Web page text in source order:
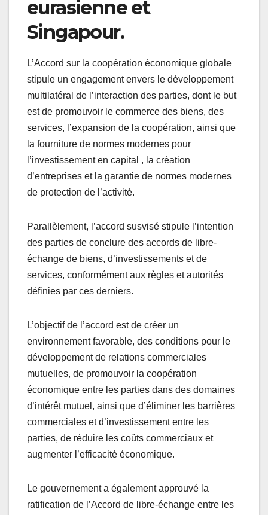
eurasienne et
Singapour.
L’Accord sur la coopération économique globale
stipule un engagement envers le développement
multilatéral de l’interaction des parties, dont le but
est de promouvoir le commerce des biens, des
services, l’expansion de la coopération, ainsi que
la fourniture de normes modernes pour
l’investissement en capital , la création
d’entreprises et la garantie de normes modernes
de protection de l’activité.
Parallèlement, l’accord susvisé stipule l’intention
des parties de conclure des accords de libre-
échange de biens, d’investissements et de
services, conformément aux règles et autorités
définies par ces derniers.
L’objectif de l’accord est de créer un
environnement favorable, des conditions pour le
développement de relations commerciales
mutuelles, de promouvoir la coopération
économique entre les parties dans des domaines
d’intérêt mutuel, ainsi que d’éliminer les barrières
commerciales et d’investissement entre les
parties, de réduire les coûts commerciaux et
augmenter l’efficacité économique.
Le gouvernement a également approuvé la
ratification de l’Accord de libre-échange entre les